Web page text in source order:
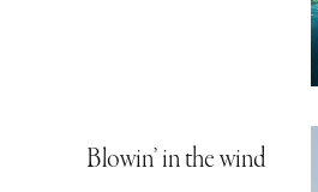
Blowin’ in the wind